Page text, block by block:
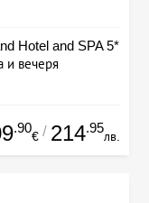
Hotel and SPA 5*
и вечеря
.90
€ / 214.95
лв.